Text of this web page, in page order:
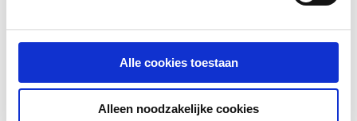
Alle cookies toestaan
Alleen noodzakelijke cookies